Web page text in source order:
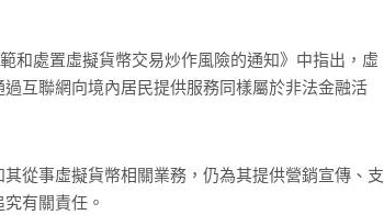
和處置虛擬貨幣交易炒作風險的通知》中指出，虛
互聯網向境內居民提供服務同樣屬於非法金融活
從事虛擬貨幣相關業務，仍為其提供營銷宣傳、支
有關責任。